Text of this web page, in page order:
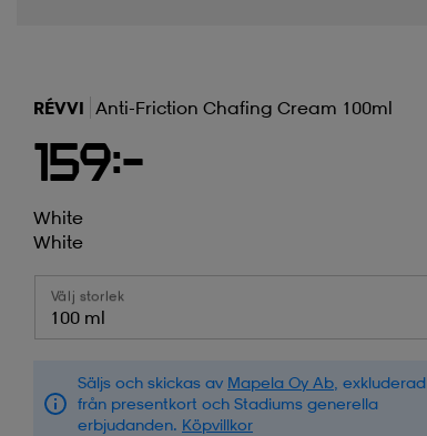
RÉVVI Anti-Friction Chafing Cream 100ml
159:-
White
White
Välj storlek
100 ml
Säljs och skickas av Mapela Oy Ab , exkluderad
från presentkort och Stadiums generella
erbjudanden. Köpvillkor